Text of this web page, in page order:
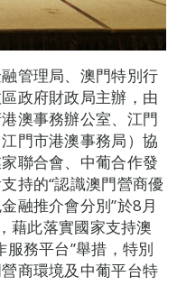
管理局、澳門特別行
政府財政局主辦，由
澳事務辦公室、江門
門市港澳事務局）協
聯合會、中葡合作發
持的“認識澳門營商優
融推介會分別”於8月
藉此落實國家支持澳
務平台”舉措，特別
商環境及中葡平台特